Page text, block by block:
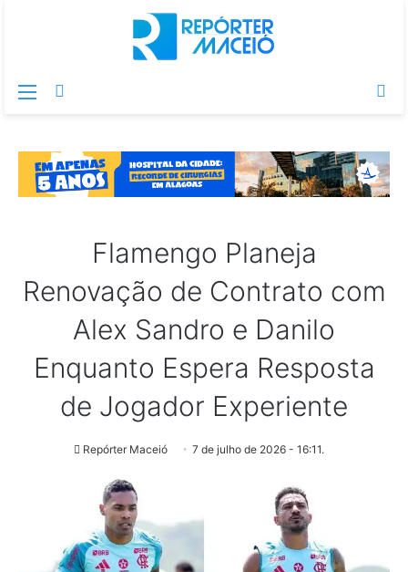
Menu
Flamengo Planeja
Renovação de Contrato com
Alex Sandro e Danilo
Enquanto Espera Resposta
de Jogador Experiente
Repórter Maceió 7 de julho de 2026 - 16:11.